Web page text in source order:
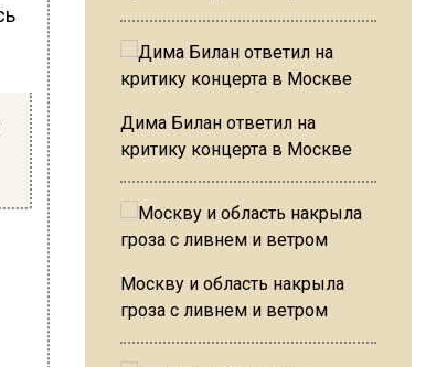
Дима Билан ответил на
критику концерта в Москве
Москву и область накрыла
гроза с ливнем и ветром